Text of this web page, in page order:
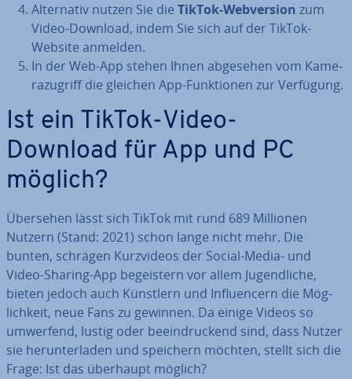
Al­ter­na­tiv nutzen Sie die TikTok-Web­ver­si­on zum
Video-Download, indem Sie sich auf der TikTok-
Website anmelden.
In der Web-App stehen Ihnen abgesehen vom Ka­me­
ra­zu­griff die gleichen App-Funk­tio­nen zur Verfügung.
Ist ein TikTok-Video-
Download für App und PC
möglich?
Übersehen lässt sich TikTok mit rund 689 Millionen
Nutzern (Stand: 2021) schon lange nicht mehr. Die
bunten, schrägen Kurz­vi­de­os der Social-Media- und
Video-Sharing-App be­geis­tern vor allem Ju­gend­li­che,
bieten jedoch auch Künstlern und In­fluen­cern die Mög­
lich­keit, neue Fans zu gewinnen. Da einige Videos so
umwerfend, lustig oder be­ein­dru­ckend sind, dass Nutzer
sie her­un­ter­la­den und speichern möchten, stellt sich die
Frage: Ist das überhaupt möglich?